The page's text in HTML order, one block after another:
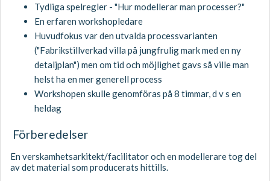
Tydliga spelregler - "Hur modellerar man processer?"
En erfaren workshopledare
Huvudfokus var den utvalda processvarianten
("Fabrikstillverkad villa på jungfrulig mark med en ny
detaljplan") men om tid och möjlighet gavs så ville man
helst ha en mer generell process
Workshopen skulle genomföras på 8 timmar, d v s en
heldag
Förberedelser
En verskamhetsarkitekt/facilitator och en modellerare tog del
av det material som producerats hittills.